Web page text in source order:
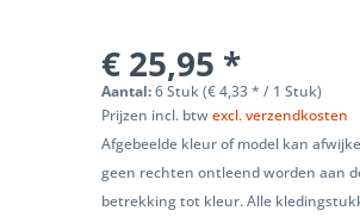
€ 25,95 *
Aantal:6 Stuk (€ 4,33 * / 1 Stuk)
Prijzen incl. btwexcl. verzendkosten
Afgebeelde kleur of model kan
geen rechten ontleend worden aan
betrekking tot kleur. Alle